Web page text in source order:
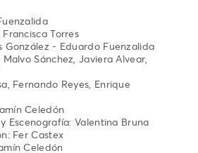
Torres
González - Eduardo Fuenzalida
Sánchez, Javiera Alvear,
Fernando Reyes, Enrique
Celedón
Escenografía: Valentina Bruna
Fer Castex
Celedón